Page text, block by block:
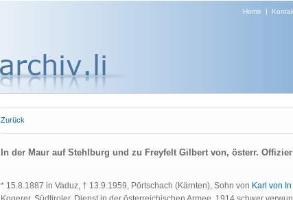
Home |
Zurück
In der Maur auf Stehlburg und zu Freyfelt Gilbert von, österr. Offizier
* 15.8.1887 in Vaduz, † 13.9.1959, Pörtschach (Kärnten), Sohn von Karl von